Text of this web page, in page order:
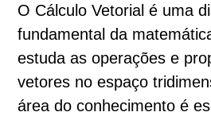
O Cálculo Vetorial é uma
fundamental da
estuda as operações e
vetores no espaço
área do conhecimento é